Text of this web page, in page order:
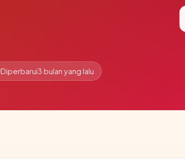
Diperbarui3 bulan yang lalu